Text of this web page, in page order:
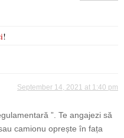
!
September 14, 2021 at 1:40 pm
”. Te angajezi să
camionu oprește în fața